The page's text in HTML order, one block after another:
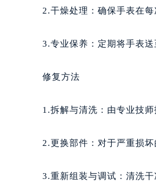
无锡市梁
苏州市苏
泉州市丰
烟台市芝
贵阳市南
2.干燥处理：确保手表在
3.专业保养：定期将手表
修复方法
1.拆解与清洗：由专业技
2.更换部件：对于严重损
3.重新组装与调试：清洗